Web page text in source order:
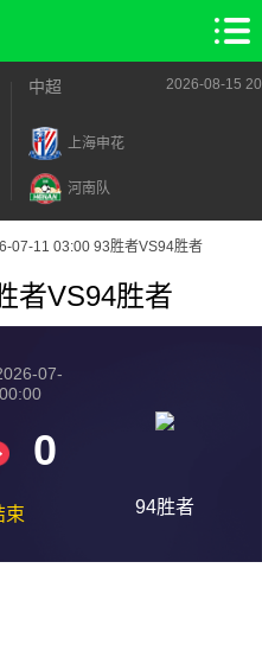
中超 2026-08-15
上海申花
河南队
07-11 03:00 93胜者VS94胜者
者VS94胜者
07-
0
束 94胜者